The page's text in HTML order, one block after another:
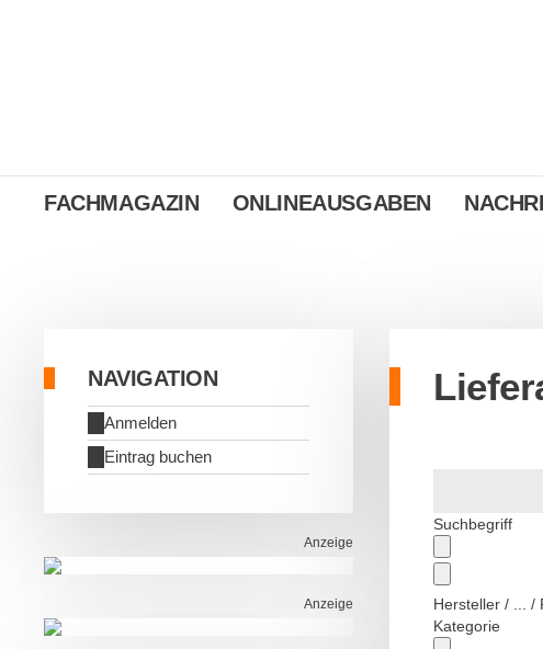
FACHMAGAZIN ONLINEAUSGABEN
NAVIGATION
Anmelden
Eintrag buchen
Anzeige
Anzeige
Suchbegriff
Hersteller / ... /
Kategorie